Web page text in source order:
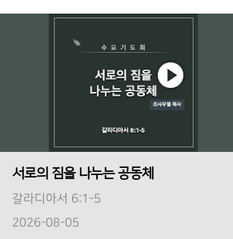
서로의 짐을 나누는 공동체
갈라디아서 6:1-5
2026-08-05